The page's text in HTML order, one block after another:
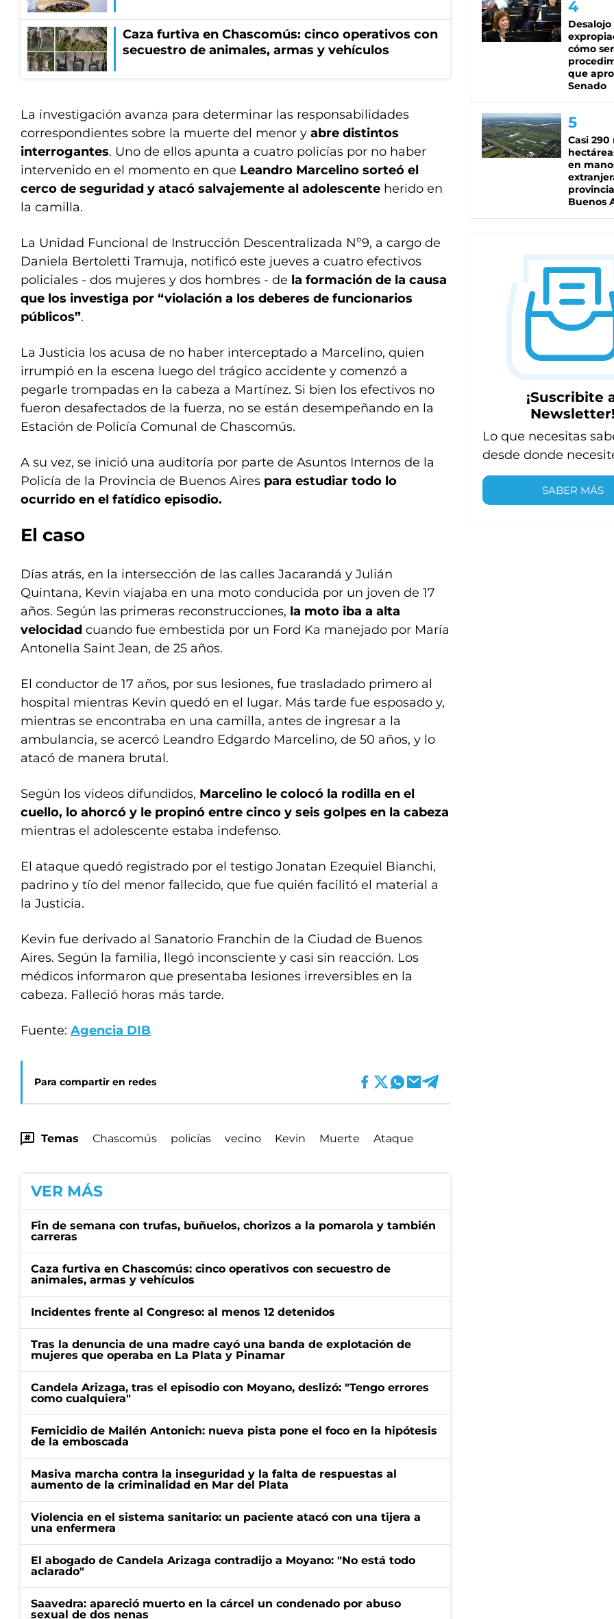
Caza furtiva en Chascomús: cinco operativos con
secuestro de animales, armas y vehículos
La investigación avanza para determinar las responsabilidades
correspondientes sobre la muerte del menor y abre distintos
interrogantes. Uno de ellos apunta a cuatro policías por no haber
intervenido en el momento en que Leandro Marcelino sorteó el
cerco de seguridad y atacó salvajemente al adolescente herido en
la camilla.
La Unidad Funcional de Instrucción Descentralizada Nº9, a cargo de
Daniela Bertoletti Tramuja, notificó este jueves a cuatro efectivos
policiales - dos mujeres y dos hombres - de la formación de la causa
que los investiga por “violación a los deberes de funcionarios
públicos”.
La Justicia los acusa de no haber interceptado a Marcelino, quien
irrumpió en la escena luego del trágico accidente y comenzó a
pegarle trompadas en la cabeza a Martínez. Si bien los efectivos no
fueron desafectados de la fuerza, no se están desempeñando en la
Estación de Policía Comunal de Chascomús.
A su vez, se inició una auditoría por parte de Asuntos Internos de la
Policía de la Provincia de Buenos Aires para estudiar todo lo
ocurrido en el fatídico episodio.
El caso
Días atrás, en la intersección de las calles Jacarandá y Julián
Quintana, Kevin viajaba en una moto conducida por un joven de 17
años. Según las primeras reconstrucciones, la moto iba a alta
velocidad cuando fue embestida por un Ford Ka manejado por María
Antonella Saint Jean, de 25 años.
El conductor de 17 años, por sus lesiones, fue trasladado primero al
hospital mientras Kevin quedó en el lugar. Más tarde fue esposado y,
mientras se encontraba en una camilla, antes de ingresar a la
ambulancia, se acercó Leandro Edgardo Marcelino, de 50 años, y lo
atacó de manera brutal.
Según los videos difundidos, Marcelino le colocó la rodilla en el
cuello, lo ahorcó y le propinó entre cinco y seis golpes en la cabeza
mientras el adolescente estaba indefenso.
El ataque quedó registrado por el testigo Jonatan Ezequiel Bianchi,
padrino y tío del menor fallecido, que fue quién facilitó el material a
la Justicia.
Kevin fue derivado al Sanatorio Franchin de la Ciudad de Buenos
Aires. Según la familia, llegó inconsciente y casi sin reacción. Los
médicos informaron que presentaba lesiones irreversibles en la
cabeza. Falleció horas más tarde.
Fuente: Agencia DIB
Para compartir en redes
Temas Chascomús policías vecino Kevin Muerte Ataque
VER MÁS
Fin de semana con trufas, buñuelos, chorizos a la pomarola y también
carreras
Caza furtiva en Chascomús: cinco operativos con secuestro de
animales, armas y vehículos
Incidentes frente al Congreso: al menos 12 detenidos
Tras la denuncia de una madre cayó una banda de explotación de
mujeres que operaba en La Plata y Pinamar
Candela Arizaga, tras el episodio con Moyano, deslizó: "Tengo errores
como cualquiera"
Femicidio de Mailén Antonich: nueva pista pone el foco en la hipótesis
de la emboscada
Masiva marcha contra la inseguridad y la falta de respuestas al
aumento de la criminalidad en Mar del Plata
Violencia en el sistema sanitario: un paciente atacó con una tijera a
una enfermera
El abogado de Candela Arizaga contradijo a Moyano: "No está todo
aclarado"
Saavedra: apareció muerto en la cárcel un condenado por abuso
sexual de dos nenas
cómo
que
Senado
Casi 290
en
Buenos
¡Suscribite
Newsletter!
Lo que necesitas
desde donde
SABER MÁS